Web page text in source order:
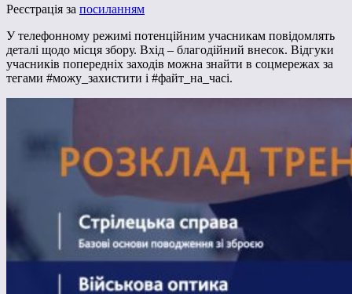
Реєстрація за посиланням
У телефонному режимі потенційним учасникам повідомлять
деталі щодо місця збору. Вхід – благодійний внесок. Відгуки
учасників попередніх заходів можна знайти в соцмережах за
тегами #можу_захистити і #файт_на_часі.